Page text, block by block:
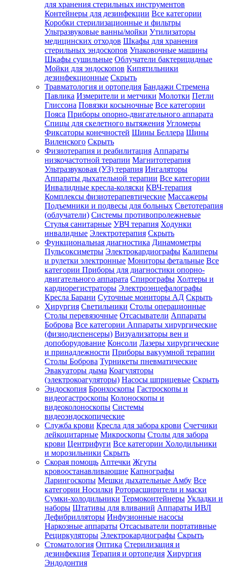
для хранения стерильных инструментов
Контейнеры для дезинфекции Все категории
Коробки стерилизационные и фильтры
Ультразвуковые ванны/мойки Утилизаторы
медицинских отходов Шкафы для хранения
стерильных эндоскопов Упаковочные машины
Шкафы сушильные Облучатели бактерицидные
Мойки для эндоскопов Кипятильники
дезинфекционные Скрыть
Травматология и ортопедия Бандажи Стремена
Павлика Измерители и метчики Молотки Петли
Глиссона Повязки косыночные Все категории
Пояса Приборы опорно-двигательного аппарата
Спицы для скелетного вытяжения Угломеры
Фиксаторы конечностей Шины Беллера Шины
Виленского Скрыть
Физиотерапия и реабилитация Аппараты
низкочастотной терапии Магнитотерапия
Ультразвуковая (УЗ) терапия Ингаляторы
Аппараты дыхательной терапии Все категории
Инвалидные кресла-коляски КВЧ-терапия
Комплексы физиотерапевтические Массажеры
Подъемники и подвесы для больных Светотерапия
(облучатели) Системы противопролежневые
Стулья санитарные УВЧ терапия Ходунки
инвалидные Электротерапия Скрыть
Функциональная диагностика Динамометры
Пульсоксиметры Электрокардиографы Калиперы
и рулетки электронные Мониторы фетальные Все
категории Приборы для диагностики опорно-
двигательного аппарата Спирографы Холтеры и
кардиорегистраторы Электроэнцефалографы
Кресла Барани Суточные мониторы АД Скрыть
Хирургия Светильники Столы операционные
Столы перевязочные Отсасыватели Аппараты
Боброва Все категории Аппараты хирургические
(физиодиспенсеры) Визуализаторы вен и
допоборудование Консоли Лазеры хирургические
и принадлежности Приборы вакуумной терапии
Столы Боброва Турникеты пневматические
Эвакуаторы дыма Коагуляторы
(электрокоагуляторы) Насосы шприцевые Скрыть
Эндоскопия Бронхоскопы Гастроскопы и
видеогастроскопы Колоноскопы и
видеоколоноскопы Системы
видеоэндоскопические
Служба крови Кресла для забора крови Счетчики
лейкоцитарные Микроскопы Столы для забора
крови Центрифуги Все категории Холодильники
и морозильники Скрыть
Скорая помощь Аптечки Жгуты
кровоостанавливающие Капнографы
Ларингоскопы Мешки дыхательные Амбу Все
категории Носилки Роторасширители и маски
Сумки-холодильники Термоконтейнеры Укладки и
наборы Штативы для вливаний Аппараты ИВЛ
Дефибрилляторы Инфузионные насосы
Наркозные аппараты Отсасыватели портативные
Рециркуляторы Электрокардиографы Скрыть
Стоматология Оптика Стерилизация и
дезинфекция Терапия и ортопедия Хирургия
Эндодонтия